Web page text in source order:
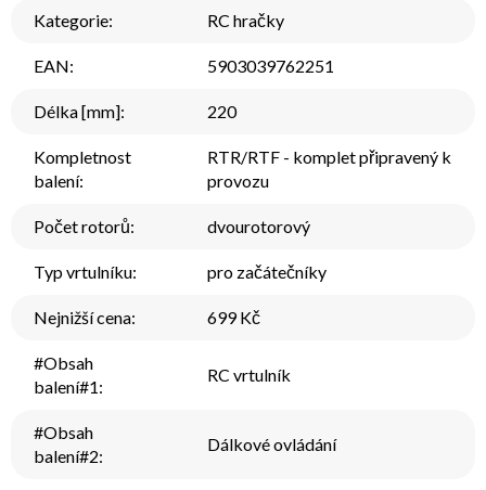
Kategorie: RC hračky
EAN: 5903039762251
Délka [mm]: 220
Kompletnost
balení:
RTR/RTF - komplet připravený k
provozu
Počet rotorů: dvourotorový
Typ vrtulníku: pro začátečníky
Nejnižší cena: 699 Kč
#Obsah
balení#1:
RC vrtulník
#Obsah
balení#2:
Dálkové ovládání